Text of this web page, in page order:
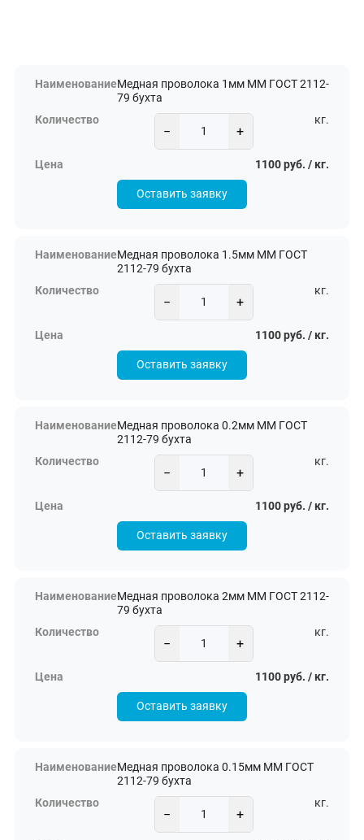
Медная проволока 1мм ММ ГОСТ 2112-
79 бухта
− +
кг.
1100 руб. / кг.
Оставить заявку
Медная проволока 1.5мм ММ ГОСТ
2112-79 бухта
− +
кг.
1100 руб. / кг.
Оставить заявку
Медная проволока 0.2мм ММ ГОСТ
2112-79 бухта
− +
кг.
1100 руб. / кг.
Оставить заявку
Медная проволока 2мм ММ ГОСТ 2112-
79 бухта
− +
кг.
1100 руб. / кг.
Оставить заявку
Медная проволока 0.15мм ММ ГОСТ
2112-79 бухта
− +
кг.